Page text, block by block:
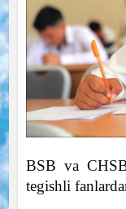
BSB va
tegishli